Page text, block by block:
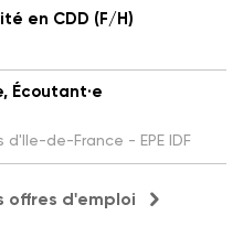
en CDD (F/H)
Écoutant·e
de-France - EPE IDF
offres d'emploi